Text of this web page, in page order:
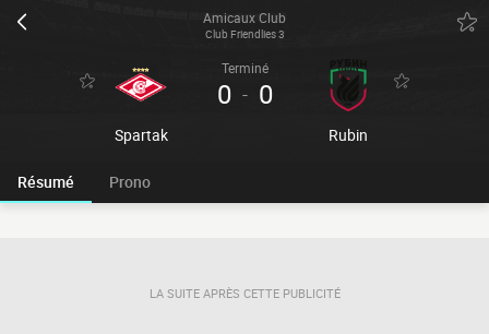
Amicaux Club
Club Friendlies 3
Spartak
Terminé
0 - 0
Rubin
Résumé Prono
LA SUITE APRÈS CETTE PUBLICITÉ